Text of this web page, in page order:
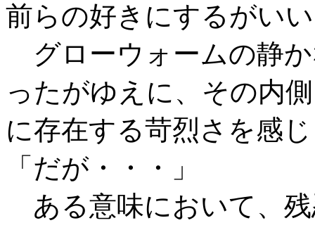
前らの好きにするがい
グローウォームの静
ったがゆえに、その内側
に存在する苛烈さを感
「だが・・・」
ある意味において、